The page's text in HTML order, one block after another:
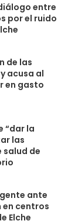
entre
por el ruido
de las
acusa al
en gasto
“dar la
las
de
ante
centros
Elche